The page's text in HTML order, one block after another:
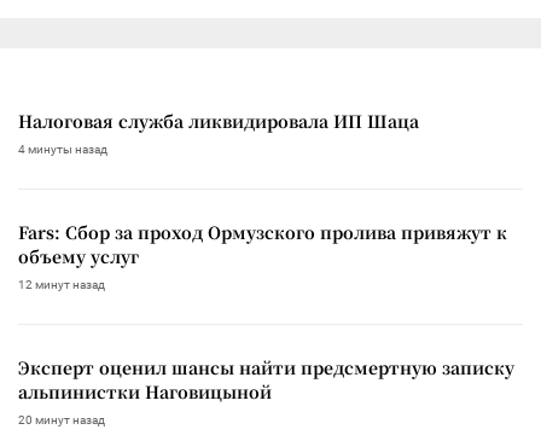
Налоговая служба ликвидировала ИП Шаца
4 минуты назад
Fars: Сбор за проход Ормузского пролива привяжут к
объему услуг
12 минут назад
Эксперт оценил шансы найти предсмертную записку
альпинистки Наговицыной
20 минут назад